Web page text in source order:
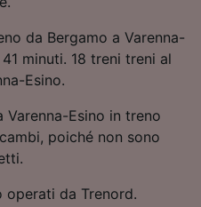
da Bergamo a Varenna-
minuti. 18 treni treni al
Esino.
Varenna-Esino in treno
poiché non sono
operati da Trenord.
precisi.
del
dispositivo e/o
ricerche sul